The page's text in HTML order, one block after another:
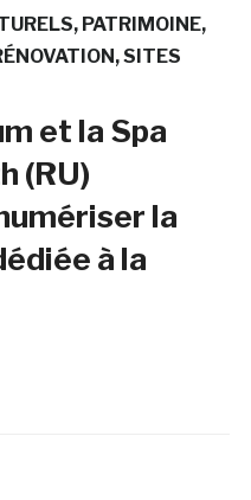
PATRIMOINE
SITES
et la Spa
(RU)
la
à la